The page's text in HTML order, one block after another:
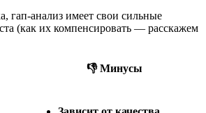
гап-анализ имеет свои сильные
(как их компенсировать — расскажем
👎 Минусы